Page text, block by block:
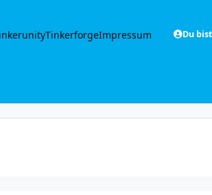
TinkerforgeImpressum Du